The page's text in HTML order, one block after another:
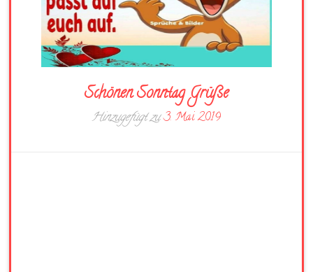
Schönen Sonntag Grüße
Hinzugefügt zu3. Mai 2019